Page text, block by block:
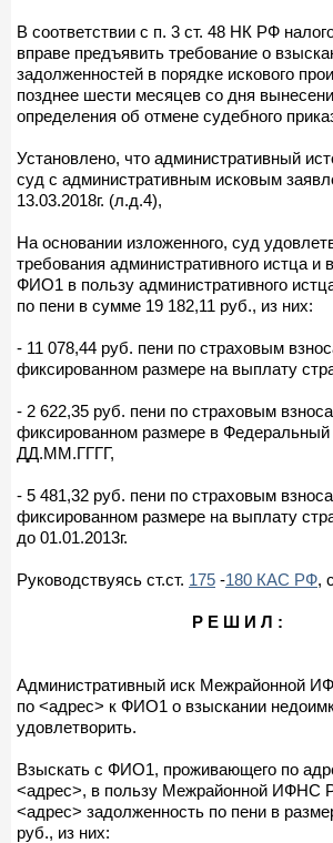
В соответствии с п. 3 ст. 48 НК РФ
вправе предъявить требование о
задолженностей в порядке искового
позднее шести месяцев со дня
определения об отмене судебного
Установлено, что административный
суд с административным исковым
13.03.2018г. (л.д.4),
На основании изложенного, суд
требования административного истца и
ФИО1 в пользу административного
по пени в сумме 19 182,11 руб., из них:
- 11 078,44 руб. пени по страховым
фиксированном размере на выплату
- 2 622,35 руб. пени по страховым
фиксированном размере в
ДД.ММ.ГГГГ,
- 5 481,32 руб. пени по страховым
фиксированном размере на выплату
до 01.01.2013г.
Руководствуясь ст.ст. 175 -180 КАС РФ,
Р Е Ш И Л :
Административный иск Межрайонной
по <адрес> к ФИО1 о взыскании
удовлетворить.
Взыскать с ФИО1, проживающего по
<адрес>, в пользу Межрайонной ИФНС
<адрес> задолженность по пени в
руб., из них: